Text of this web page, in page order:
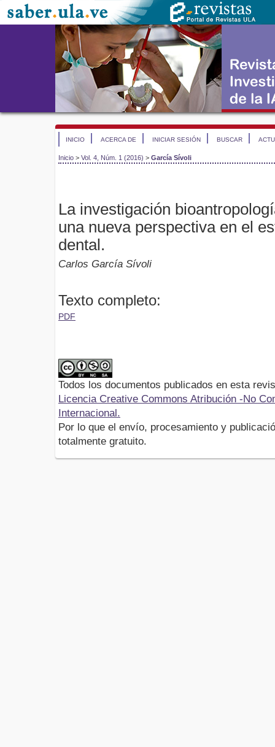
INICIO ACERCA DE INICIAR SESIÓN BUSCAR
Inicio > Vol. 4, Núm. 1 (2016) > García Sívoli
La investigación
una nueva perspectiva en el
dental.
Carlos García Sívoli
Texto completo:
PDF
Todos los documentos publicados en esta
Licencia Creative Commons Atribución -No
Internacional.
Por lo que el envío, procesamiento y
totalmente gratuito.